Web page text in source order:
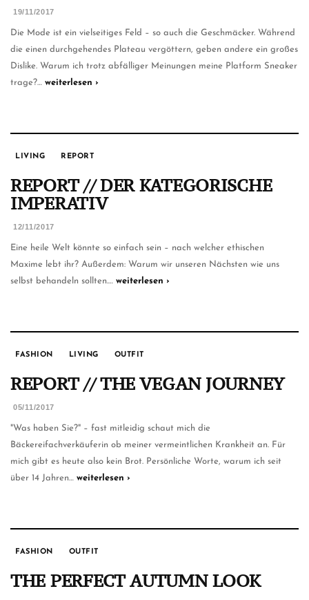
19/11/2017
Die Mode ist ein vielseitiges Feld – so auch die Geschmäcker. Während
die einen durchgehendes Plateau vergöttern, geben andere ein großes
Dislike. Warum ich trotz abfälliger Meinungen meine Platform Sneaker
trage?… weiterlesen ›
LIVING REPORT
REPORT // DER KATEGORISCHE
IMPERATIV
12/11/2017
Eine heile Welt könnte so einfach sein – nach welcher ethischen
Maxime lebt ihr? Außerdem: Warum wir unseren Nächsten wie uns
selbst behandeln sollten.… weiterlesen ›
FASHION LIVING OUTFIT
REPORT // THE VEGAN JOURNEY
05/11/2017
"Was haben Sie?" – fast mitleidig schaut mich die
Bäckereifachverkäuferin ob meiner vermeintlichen Krankheit an. Für
mich gibt es heute also kein Brot. Persönliche Worte, warum ich seit
über 14 Jahren… weiterlesen ›
FASHION OUTFIT
THE PERFECT AUTUMN LOOK